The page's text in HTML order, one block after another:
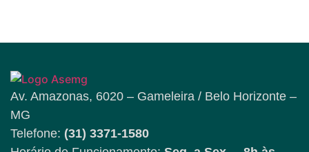
Av. Amazonas, 6020 – Gameleira / Belo Horizonte –
MG
Telefone: (31) 3371-1580